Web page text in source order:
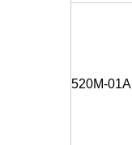
520M-01A